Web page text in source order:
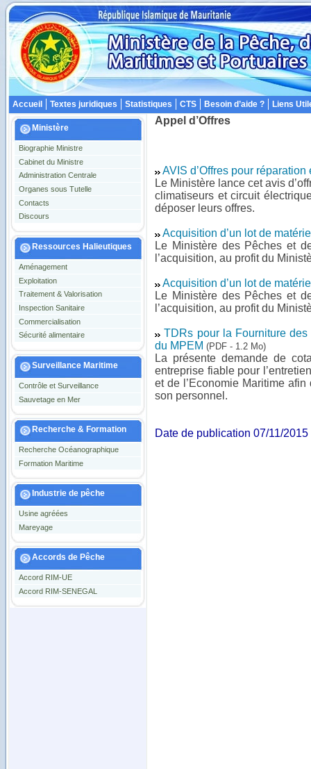
Accueil Textes juridiques Statistiques CTS Besoin d’aide ? Liens
Ministère
Biographie Ministre
Cabinet du Ministre
Administration Centrale
Organes sous Tutelle
Contacts
Discours
Ressources Halieutiques
Aménagement
Exploitation
Traitement & Valorisation
Inspection Sanitaire
Commercialisation
Sécurité alimentaire
Surveillance Maritime
Contrôle et Surveillance
Sauvetage en Mer
Recherche & Formation
Recherche Océanographique
Formation Maritime
Industrie de pêche
Usine agréées
Mareyage
Accords de Pêche
Accord RIM-UE
Accord RIM-SENEGAL
Appel d’Offres
AVIS d’Offres pour
Le Ministère lance cet avis
climatiseurs et circuit
déposer leurs offres.
Acquisition d’un lot de
Le Ministère des Pêches et
l’acquisition, au profit du
Acquisition d’un lot de
Le Ministère des Pêches et
l’acquisition, au profit du
TDRs pour la Fourniture
du MPEM (PDF - 1.2 Mo)
La présente demande de
entreprise fiable pour
et de l’Economie Maritime
son personnel.
Date de publication 07/11/2015